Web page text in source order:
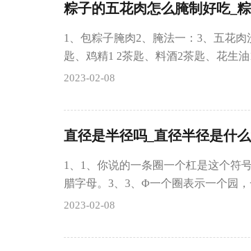
粽子的五花肉怎么腌制好吃_
1、包粽子腌肉2、腌法一：3、五花
匙、鸡精1 2茶匙、料酒2茶匙、花生油
2023-02-08
直径是半径吗_直径半径是什
1、1、你说的一条圈一个杠是这个符
腊字母。3、3、Φ一个圈表示一个园
2023-02-08